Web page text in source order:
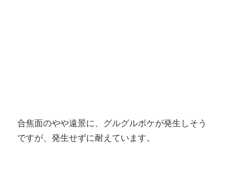
合焦面のやや遠景に、グルグルボケが発生しそう
ですが、発生せずに耐えています。